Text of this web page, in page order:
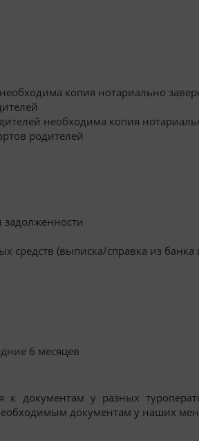
копия нотариально
необходима копия
родителей
задолженности
(выписка/справка из банка
6 месяцев
документам у разных
документам у наших